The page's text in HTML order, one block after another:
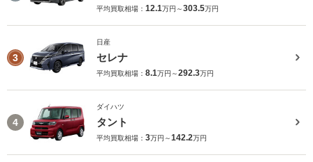
平均買取相場： 12.1万円～303.5万円
3
日産
セレナ
平均買取相場： 8.1万円～292.3万円
4
ダイハツ
タント
平均買取相場： 3万円～142.2万円